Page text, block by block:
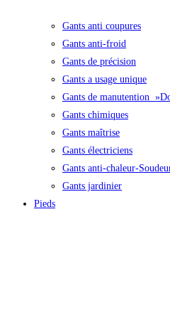
Gants anti coupures
Gants anti-froid
Gants de précision
Gants a usage unique
Gants de manutention
Gants chimiques
Gants maîtrise
Gants électriciens
Gants anti-chaleur-
Gants jardinier
Pieds